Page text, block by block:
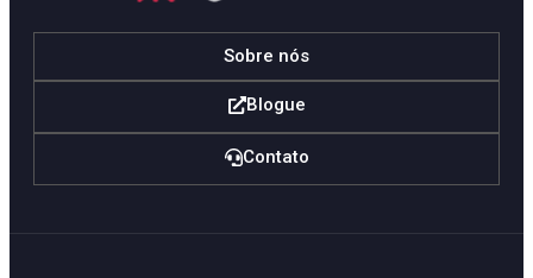
Sobre nós
Blogue
Contato